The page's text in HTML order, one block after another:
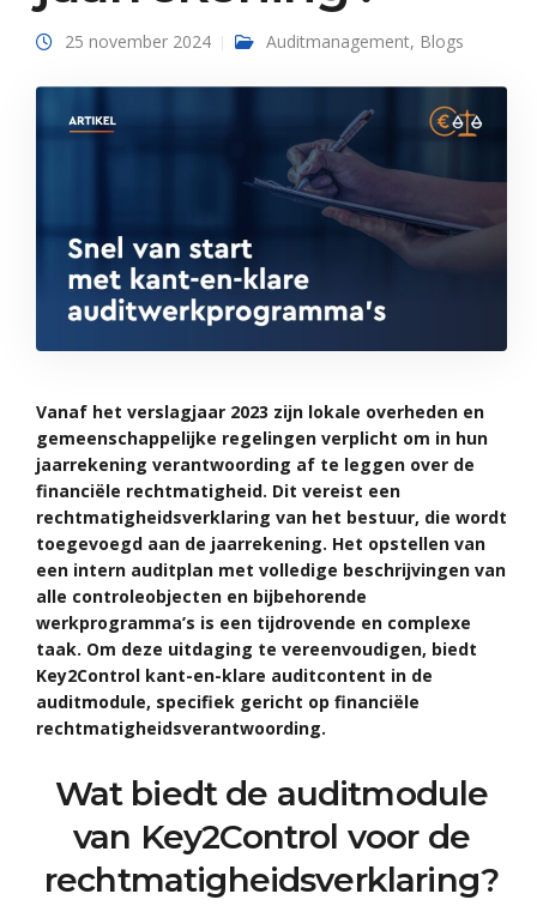
25 november 2024 Auditmanagement, Blogs
Vanaf het verslagjaar 2023 zijn lokale overheden en
gemeenschappelijke regelingen verplicht om in hun
jaarrekening verantwoording af te leggen over de
financiële rechtmatigheid. Dit vereist een
rechtmatigheidsverklaring van het bestuur, die wordt
toegevoegd aan de jaarrekening. Het opstellen van
een intern auditplan met volledige beschrijvingen van
alle controleobjecten en bijbehorende
werkprogramma’s is een tijdrovende en complexe
taak. Om deze uitdaging te vereenvoudigen, biedt
Key2Control kant-en-klare auditcontent in de
auditmodule, specifiek gericht op financiële
rechtmatigheidsverantwoording.
Wat biedt de auditmodule
van Key2Control voor de
rechtmatigheidsverklaring?